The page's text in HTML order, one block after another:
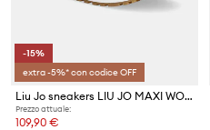
-15%
extra -5%* con codice OFF
Liu Jo sneakers LIU JO MAXI WONDER PLUS 02 BIS
Prezzo attuale:
109,90 €